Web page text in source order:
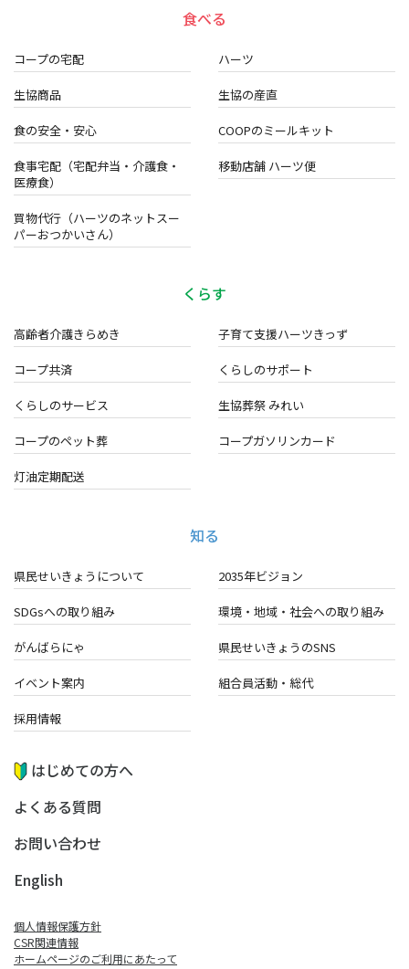
・キャンペーンの応募状況及び結果に関するお問い合わせには
発行日 2026年5月18日
食べる
コープの宅配 ハーツ
生協商品 生協の産直
食の安全・安心 COOPのミールキット
食事宅配（宅配弁当・介護食・
医療食）
移動店舗 ハーツ便
買物代行（ハーツのネットスー
パーおつかいさん）
くらす
高齢者介護きらめき 子育て支援ハーツきっず
コープ共済 くらしのサポート
くらしのサービス 生協葬祭 みれい
コープのペット葬 コープガソリンカード
灯油定期配送
知る
県民せいきょうについて 2035年ビジョン
SDGsへの取り組み 環境・地域・ 社会への取り組み
がんばらにゃ 県民せいきょうのSNS
イベント案内 組合員活動・総代
採用情報
はじめての方へ
よくある質問
お問い合わせ
English
個人情報保護方針
CSR関連情報
ホームページのご利⽤にあたって